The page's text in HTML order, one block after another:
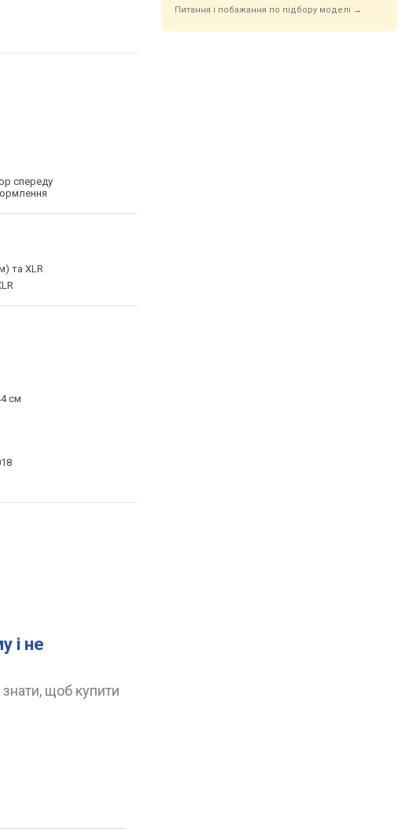
спереду
та XLR
см
і не
щоб купити
Питання і побажання по підбору моделі →